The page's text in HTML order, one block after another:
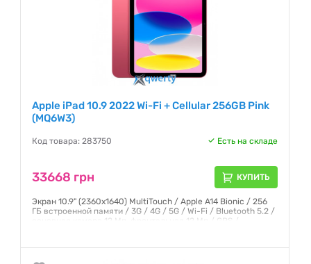
Apple iPad 10.9 2022 Wi-Fi + Cellular 256GB Pink
(MQ6W3)
Код товара: 283750 Есть на складе
33668 грн КУПИТЬ
Экран 10.9" (2360x1640) MultiTouch / Apple A14 Bionic / 256
ГБ встроенной памяти / 3G / 4G / 5G / Wi-Fi / Bluetooth 5.2 /
основная камера 12 Мп, фронтальная 12 Мп / GPS /
Гарантия:6 месяцев